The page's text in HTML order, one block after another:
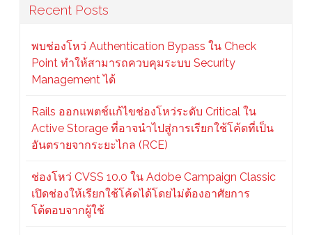
Recent Posts
พบช่องโหว่ Authentication Bypass ใน Check
Point ทำให้สามารถควบคุมระบบ Security
Management ได้
Rails ออกแพตช์แก้ไขช่องโหว่ระดับ Critical ใน
Active Storage ที่อาจนำไปสู่การเรียกใช้โค้ดที่เป็น
อันตรายจากระยะไกล (RCE)
ช่องโหว่ CVSS 10.0 ใน Adobe Campaign Classic
เปิดช่องให้เรียกใช้โค้ดได้โดยไม่ต้องอาศัยการ
โต้ตอบจากผู้ใช้